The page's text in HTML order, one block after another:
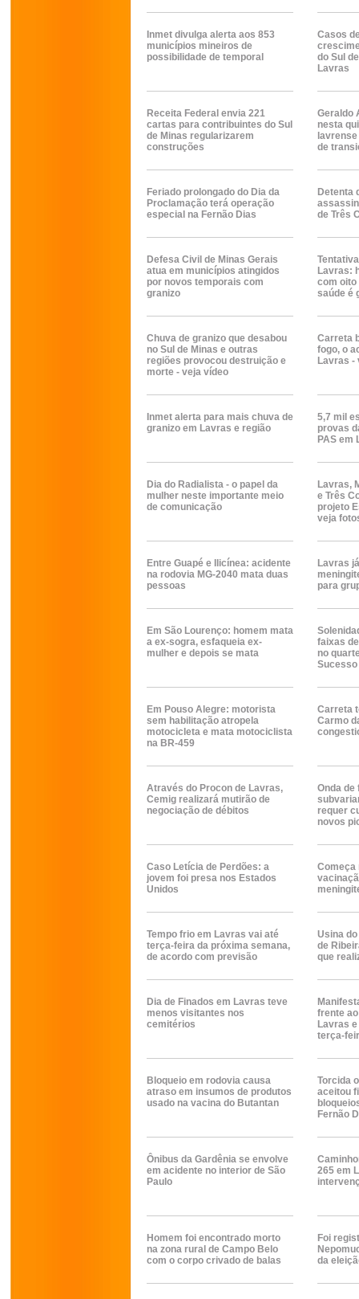
Inmet divulga alerta aos 853
municípios mineiros de
possibilidade de temporal
Casos
do Sul
Lavras
Receita Federal envia 221
cartas para contribuintes do Sul
de Minas regularizarem
construções
Geraldo
nesta
de
Feriado prolongado do Dia da
Proclamação terá operação
especial na Fernão Dias
Detenta
de Três
Defesa Civil de Minas Gerais
atua em municípios atingidos
por novos temporais com
granizo
Lavras:
com oito
saúde é
Chuva de granizo que desabou
no Sul de Minas e outras
regiões provocou destruição e
morte - veja vídeo
Carreta
fogo, o
Lavras -
Inmet alerta para mais chuva de
granizo em Lavras e região
5,7 mil
provas
PAS em
Dia do Radialista - o papel da
mulher neste importante meio
de comunicação
Lavras,
e Três
projeto
veja
Entre Guapé e Ilicínea: acidente
na rodovia MG-2040 mata duas
pessoas
Lavras
para
Em São Lourenço: homem mata
a ex-sogra, esfaqueia ex-
mulher e depois se mata
faixas
no
Em Pouso Alegre: motorista
sem habilitação atropela
motocicleta e mata motociclista
na BR-459
Carreta
Carmo
Através do Procon de Lavras,
Cemig realizará mutirão de
negociação de débitos
Onda de
requer
novos
Caso Letícia de Perdões: a
jovem foi presa nos Estados
Unidos
Começa
Tempo frio em Lavras vai até
terça-feira da próxima semana,
de acordo com previsão
Usina
de
que
Dia de Finados em Lavras teve
menos visitantes nos
cemitérios
frente
Lavras
terça-
Bloqueio em rodovia causa
atraso em insumos de produtos
usado na vacina do Butantan
Torcida
aceitou
Fernão
Ônibus da Gardênia se envolve
em acidente no interior de São
Paulo
265 em
Homem foi encontrado morto
na zona rural de Campo Belo
com o corpo crivado de balas
Foi
da